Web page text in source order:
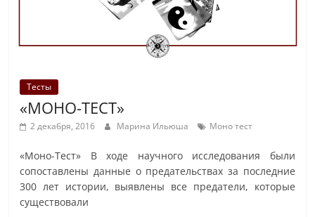
Тесты
«МОНО-ТЕСТ»
2 декабря, 2016 Марина Ильюша Моно тест
«Моно-Тест» В ходе научного исследования были
сопоставлены данные о предательствах за последние
300 лет истории, выявлены все предатели, которые
существовали